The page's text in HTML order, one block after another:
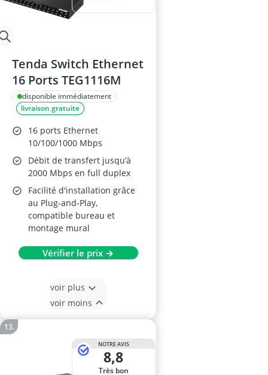
Tenda Switch Ethernet
16 Ports TEG1116M
disponible immédiatement
livraison gratuite
16 ports Ethernet
10/100/1000 Mbps
Débit de transfert jusqu’à
2000 Mbps en full duplex
Facilité d'installation grâce
au Plug-and-Play,
compatible bureau et
montage mural
Vérifier le prix →
voir plus
voir moins
NOTRE AVIS
8,8
Très bon